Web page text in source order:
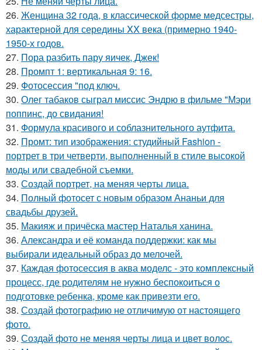
26. Женщина 32 года, в классической форме медсестры,
характерной для середины XX века (примерно 1940-
1950-х годов.
27. Пора разбить пару яичек, Джек!
28. Промпт 1: вертикальная 9: 16.
29. Фотосессия "под ключ.
30. Олег табаков сыграл миссис Эндрю в фильме "Мэри
поппинс, до свидания!
31. Формула красивого и соблазнительного аутфита.
32. Промт: тип изображения: студийный Fashion -
портрет в три четверти, выполненный в стиле высокой
моды или свадебной съемки.
33. Создай портрет, на меняя черты лица.
34. Полный фотосет с новым образом Ананьи для
свадьбы друзей.
35. Макияж и причёска мастер Наталья ханина.
36. Александра и её команда поддержки: как мы
выбирали идеальный образ до мелочей.
37. Каждая фотосессия в аква моделс - это комплексный
процесс, где родителям не нужно беспокоиться о
подготовке ребенка, кроме как привезти его.
38. Создай фотографию не отличимую от настоящего
фото.
39. Создай фото не меняя черты лица и цвет волос.